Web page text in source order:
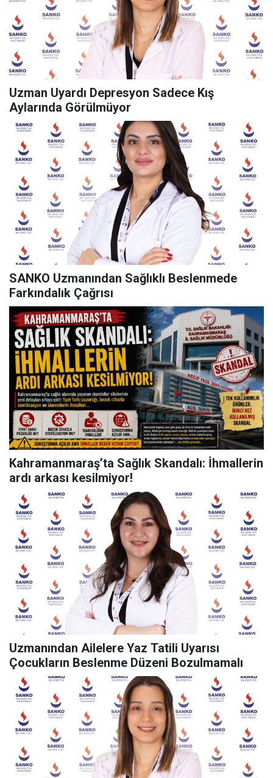
Uzman Uyardı Depresyon Sadece Kış
Aylarında Görülmüyor
SANKO Uzmanından Sağlıklı Beslenmede
Farkındalık Çağrısı
Kahramanmaraş’ta Sağlık Skandalı: İhmallerin
ardı arkası kesilmiyor!
Uzmanından Ailelere Yaz Tatili Uyarısı
Çocukların Beslenme Düzeni Bozulmamalı